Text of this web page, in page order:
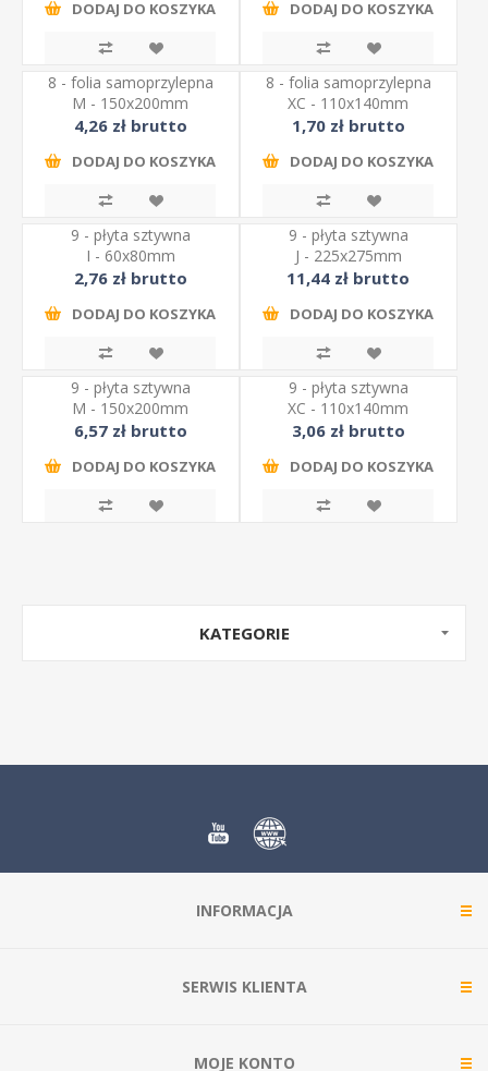
DODAJ DO KOSZYKA DODAJ DO KOSZYKA
8 - folia samoprzylepna
M - 150x200mm
4,26 zł brutto
DODAJ DO KOSZYKA
8 - folia samoprzylepna
XC - 110x140mm
1,70 zł brutto
DODAJ DO KOSZYKA
9 - płyta sztywna
I - 60x80mm
2,76 zł brutto
DODAJ DO KOSZYKA
9 - płyta sztywna
J - 225x275mm
11,44 zł brutto
DODAJ DO KOSZYKA
9 - płyta sztywna
M - 150x200mm
6,57 zł brutto
DODAJ DO KOSZYKA
9 - płyta sztywna
XC - 110x140mm
3,06 zł brutto
DODAJ DO KOSZYKA
KATEGORIE
INFORMACJA
SERWIS KLIENTA
MOJE KONTO